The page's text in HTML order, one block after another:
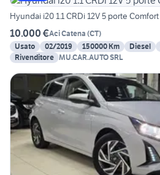
Hyundai i20 1.1 CRDi 12V 5 porte Comfort
10.000 €Aci Catena (CT)
Usato
02/2019 150000 Km Diesel
Rivenditore MU.CAR.AUTO SRL